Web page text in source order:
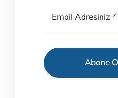
Abone